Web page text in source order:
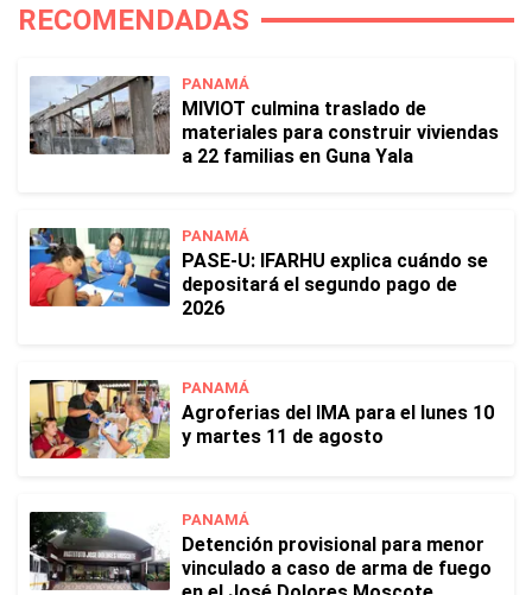
RECOMENDADAS
PANAMÁ
MIVIOT culmina traslado de
materiales para construir viviendas
a 22 familias en Guna Yala
PANAMÁ
PASE-U: IFARHU explica cuándo se
depositará el segundo pago de
2026
PANAMÁ
Agroferias del IMA para el lunes 10
y martes 11 de agosto
PANAMÁ
Detención provisional para menor
vinculado a caso de arma de fuego